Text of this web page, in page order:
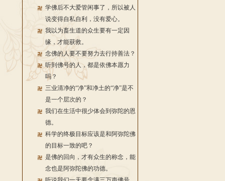
学佛后不大爱管闲事了，所以被人
说变得自私自利，没有爱心。
我以为畜生道的众生要有一定因
缘，才能获救。
念佛的人要不要努力去行持善法？
听到佛号的人，都是依佛本愿力
吗？
三业清净的“净”和净土的“净”是不
是一个层次的？
我们在生活中很少体会到弥陀的恩
德。
科学的终极目标应该是和阿弥陀佛
的目标一致的吧？
是佛的回向，才有众生的称念，能
念也是阿弥陀佛的功德。